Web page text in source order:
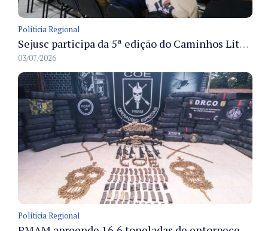
Políticia Regional
Sejusc participa da 5ª edição do Caminhos Literários com foco na cultura hip-hop nas unidades socioeducativas
03/07/2026
Políticia Regional